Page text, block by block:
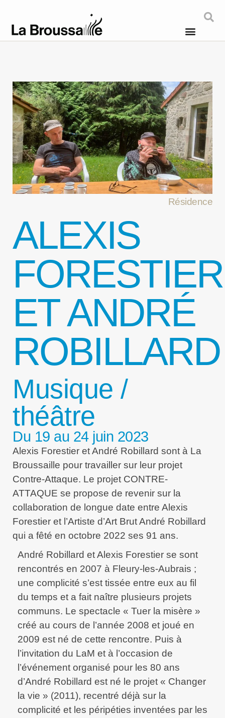
Résidence
ALEXIS
FORESTIER
ET ANDRÉ
ROBILLARD
Musique /
théâtre
Du 19 au 24 juin 2023
Alexis Forestier et André Robillard sont à La
Broussaille pour travailler sur leur projet
Contre-Attaque. Le projet CONTRE-
ATTAQUE se propose de revenir sur la
collaboration de longue date entre Alexis
Forestier et l’Artiste d’Art Brut André Robillard
qui a fêté en octobre 2022 ses 91 ans.
André Robillard et Alexis Forestier se sont
rencontrés en 2007 à Fleury-les-Aubrais ;
une complicité s’est tissée entre eux au fil
du temps et a fait naître plusieurs projets
communs. Le spectacle « Tuer la misère »
créé au cours de l’année 2008 et joué en
2009 est né de cette rencontre. Puis à
l’invitation du LaM et à l’occasion de
l’événement organisé pour les 80 ans
d’André Robillard est né le projet « Changer
la vie » (2011), recentré déjà sur la
complicité et les péripéties inventées par les